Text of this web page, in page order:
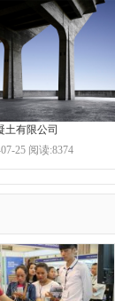
土有限公司
25 阅读:8374